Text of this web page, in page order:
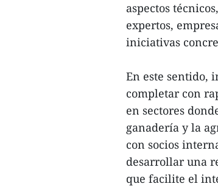
aspectos
expertos,
iniciativas
En este sentido,
completar con
en sectores
ganadería y la
con socios
desarrollar una
que facilite el